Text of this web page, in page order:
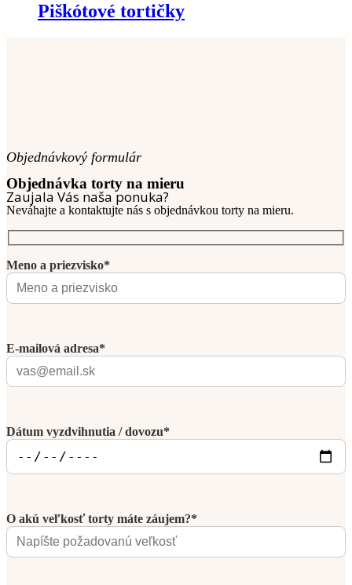
Piškótové tortičky
Objednávkový formulár
Objednávka torty na mieru
Zaujala Vás naša ponuka?
Neváhajte a kontaktujte nás s objednávkou torty na mieru.
Meno a priezvisko*
E-mailová adresa*
Dátum vyzdvihnutia / dovozu*
O akú veľkosť torty máte záujem?*